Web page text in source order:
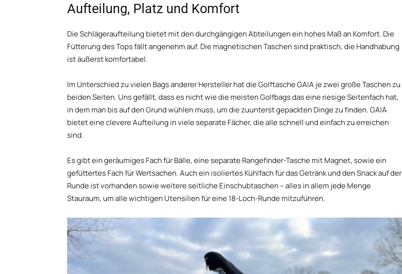
Aufteilung, Platz und Komfort
Die Schlägeraufteilung bietet mit den durchgängigen Abteilungen ein hohes Maß an Komfort. Die
Fütterung des Tops fällt angenehm auf. Die magnetischen Taschen sind praktisch, die Handhabung
ist äußerst komfortabel.
Im Unterschied zu vielen Bags anderer Hersteller hat die Golftasche GAIA je zwei große Taschen zu
beiden Seiten. Uns gefällt, dass es nicht wie die meisten Golfbags das eine riesige Seitenfach hat,
in dem man bis auf den Grund wühlen muss, um die zuunterst gepackten Dinge zu finden. GAIA
bietet eine clevere Aufteilung in viele separate Fächer, die alle schnell und einfach zu erreichen
sind.
Es gibt ein geräumiges Fach für Bälle, eine separate Rangefinder-Tasche mit Magnet, sowie ein
gefüttertes Fach für Wertsachen. Auch ein isoliertes Kühlfach für das Getränk und den Snack auf der
Runde ist vorhanden sowie weitere seitliche Einschubtaschen – alles in allem jede Menge
Stauraum, um alle wichtigen Utensilien für eine 18-Loch-Runde mitzuführen.